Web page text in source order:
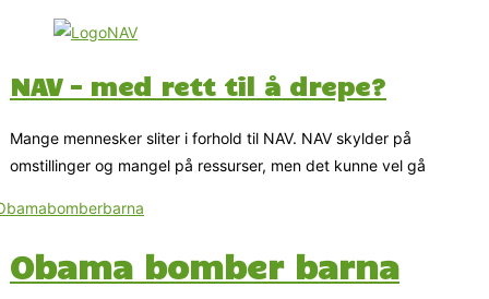
NAV – med rett til å drepe?
Mange mennesker sliter i forhold til NAV. NAV skylder på
omstillinger og mangel på ressurser, men det kunne vel gå
Obama bomber barna